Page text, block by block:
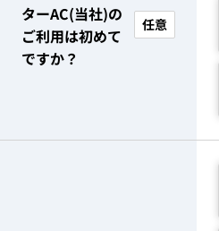
ターAC(当社)の
ご利用は初めて
ですか？
任意